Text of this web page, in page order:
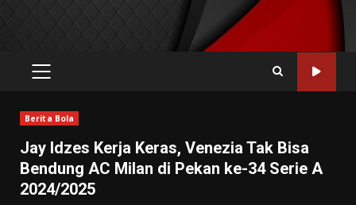
PRIMARY
Berita Bola
Jay Idzes Kerja Keras, Venezia Tak Bisa
Bendung AC Milan di Pekan ke-34 Serie A
2024/2025